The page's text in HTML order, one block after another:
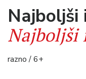
Najboljši
Najboljši
razno / 6+